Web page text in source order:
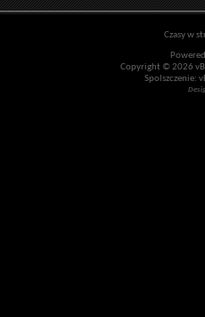
Czasy w
Copyright © 2026
Spolszczenie: